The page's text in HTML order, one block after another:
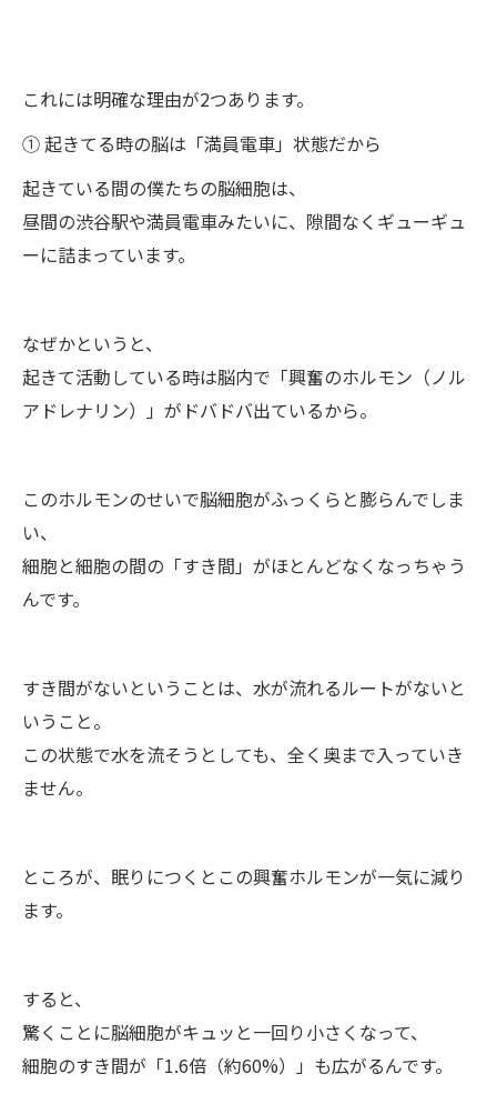
これには明確な理由が2つあります。
① 起きてる時の脳は「満員電車」状態だから
起きている間の僕たちの脳細胞は、
昼間の渋谷駅や満員電車みたいに、隙間なくギューギュ
ーに詰まっています。
なぜかというと、
起きて活動している時は脳内で「興奮のホルモン（ノル
アドレナリン）」がドバドバ出ているから。
このホルモンのせいで脳細胞がふっくらと膨らんでしま
い、
細胞と細胞の間の「すき間」がほとんどなくなっちゃう
んです。
すき間がないということは、水が流れるルートがないと
いうこと。
この状態で水を流そうとしても、全く奥まで入っていき
ません。
ところが、眠りにつくとこの興奮ホルモンが一気に減り
ます。
すると、
驚くことに脳細胞がキュッと一回り小さくなって、
細胞のすき間が「1.6倍（約60%）」も広がるんです。